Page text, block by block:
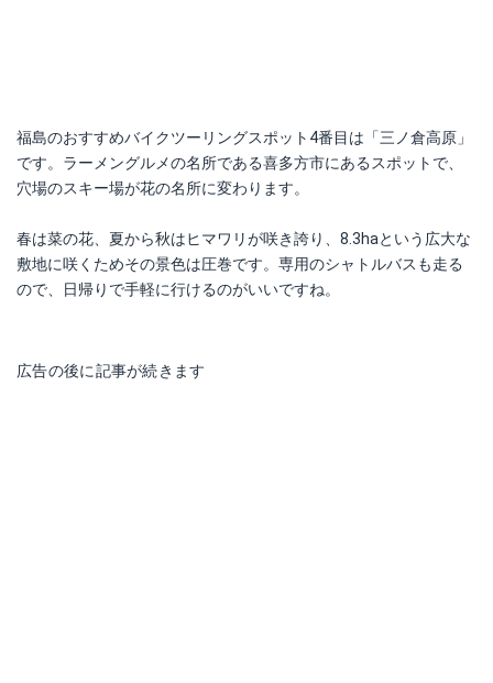
福島のおすすめバイクツーリングスポット4番目は「三ノ倉高原」
です。ラーメングルメの名所である喜多方市にあるスポットで、
穴場のスキー場が花の名所に変わります。
春は菜の花、夏から秋はヒマワリが咲き誇り、8.3haという広大な
敷地に咲くためその景色は圧巻です。専用のシャトルバスも走る
ので、日帰りで手軽に行けるのがいいですね。
広告の後に記事が続きます